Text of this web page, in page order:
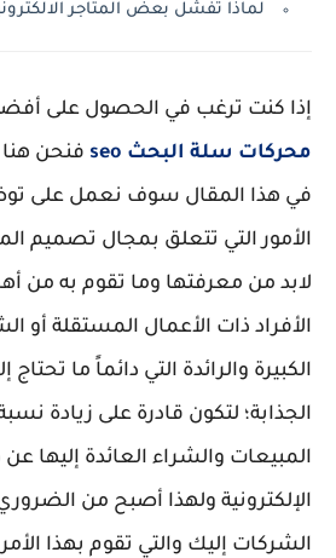
لماذا تفشل بعض المتاجر
إذا كنت ترغب في الحصول على
محركات سلة البحث seo
فنحن
في هذا المقال سوف نعمل على
الأمور التي تتعلق بمجال تصميم
لابد من معرفتها وما تقوم به من
الأفراد ذات الأعمال المستقلة
الكبيرة والرائدة التي دائماً ما
الجذابة؛ لتكون قادرة على زيادة
المبيعات والشراء العائدة إليها
الإلكترونية ولهذا أصبح من
الشركات إليك والتي تقوم بهذا الأمر